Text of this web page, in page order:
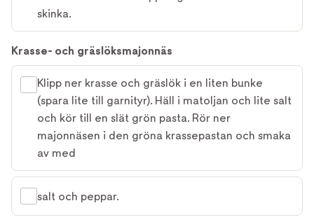
skinka.
Krasse- och gräslöksmajonnäs
Klipp ner krasse och gräslök i en liten bunke
(spara lite till garnityr). Häll i matoljan och lite salt
och kör till en slät grön pasta. Rör ner
majonnäsen i den gröna krassepastan och smaka
av med
salt och peppar.